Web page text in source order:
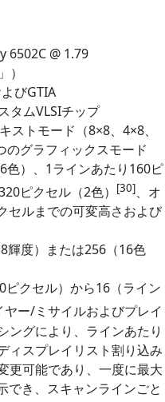
6502C @ 1.79
びGTIA
タムVLSIチップ
ストモード（8×8、4×8、
のグラフィックスモード
色）、1ラインあたり160ピ
ピクセル（2色）
[30]、オ
セルまでの可変高さおよび
輝度）または256（16色
クセル）から16（ライン
ヤー/ミサイルおよびプレイ
ングにより、ラインあたり
ィスプレイリスト割り込み
更可能であり、一度に最大
でき、スキャンラインごと